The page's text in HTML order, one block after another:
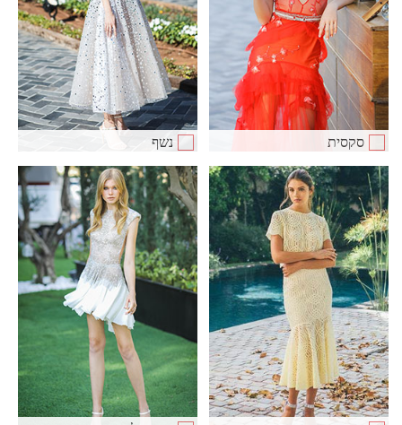
סקסית נשף